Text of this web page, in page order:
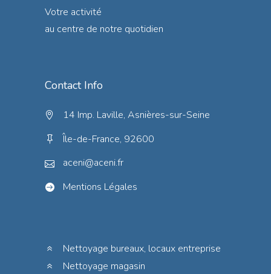
Votre activité
au centre de notre quotidien
Contact Info
14 Imp. Laville, Asnières-sur-Seine
Île-de-France, 92600
aceni@aceni.fr
Mentions Légales
Nettoyage bureaux, locaux entreprise
Nettoyage magasin